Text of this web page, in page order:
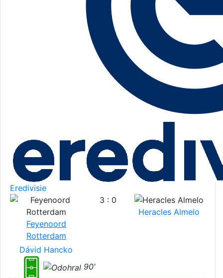
Eredivisie
Feyenoord
Rotterdam
3 : 0
Heracles Almelo
Dávid Hancko
90'